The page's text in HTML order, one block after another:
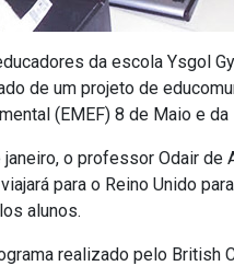
da escola Ysgol
de um projeto de
(EMEF) 8 de Maio e
o professor Odair de
para o Reino Unido
alunos.
realizado pelo British